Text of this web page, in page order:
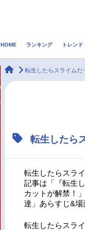
HOME ランキング トレンド
animateTimes
転生したらスライムだ
転生したら
転生したらスラ
記事は「『転生
カットが解禁！
達」あらすじ&場
転生したらスラ